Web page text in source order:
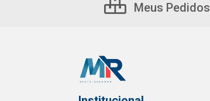
Meus Pedidos